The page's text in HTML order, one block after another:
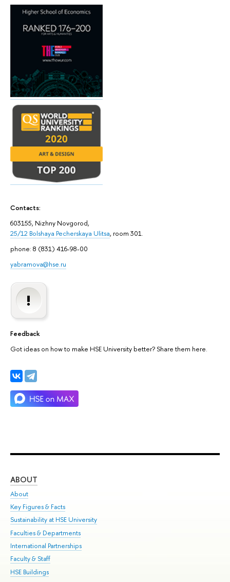
Contacts:
603155, Nizhny Novgorod,
25/12 Bolshaya Pecherskaya Ulitsa, room 301.
phone: 8 (831) 416-98-00
yabramova@hse.ru
Feedback
Got ideas on how to make HSE University better? Share them here.
ABOUT
About
Key Figures & Facts
Sustainability at HSE University
Faculties & Departments
International Partnerships
Faculty & Staff
HSE Buildings